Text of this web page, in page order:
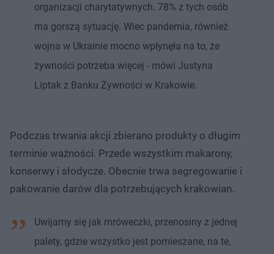
organizacji charytatywnych. 78% z tych osób
ma gorszą sytuację. Wiec pandemia, również
wojna w Ukrainie mocno wpłynęła na to, że
żywności potrzeba więcej - mówi Justyna
Liptak z Banku Żywności w Krakowie.
Podczas trwania akcji zbierano produkty o długim
terminie ważności. Przede wszystkim makarony,
konserwy i słodycze. Obecnie trwa segregowanie i
pakowanie darów dla potrzebujących krakowian.
Uwijamy się jak mróweczki, przenosiny z jednej
palety, gdzie wszystko jest pomieszane, na te,